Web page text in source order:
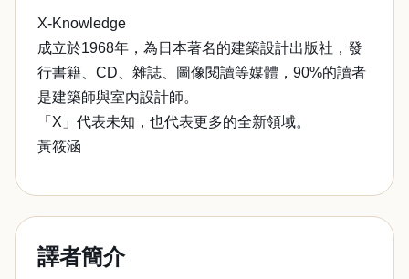
X-Knowledge
成立於1968年，為日本著名的建築設計出版社，發
行書籍、CD、雜誌、圖像閱讀等媒體，90%的讀者
是建築師與室內設計師。
「X」代表未知，也代表更多的全新領域。
黃筱涵
譯者簡介